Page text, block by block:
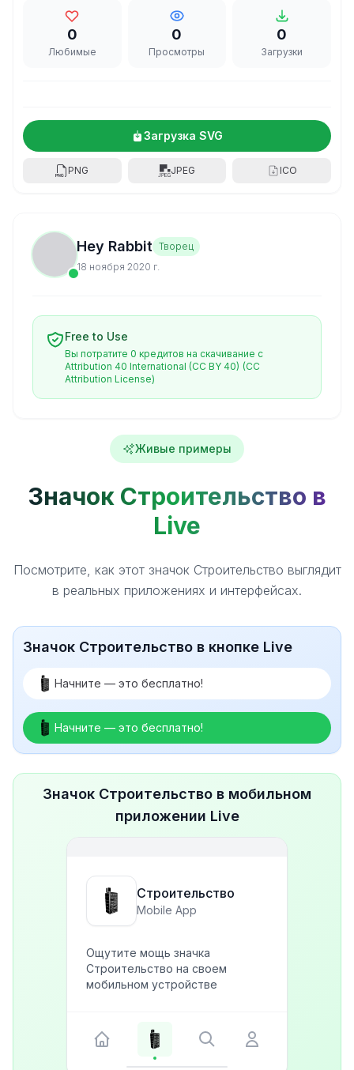
0
Любимые
0
Просмотры
0
Загрузки
Загрузка SVG
PNG JPEG ICO
Hey Rabbit Творец
18 ноября 2020 г.
Free to Use
Вы потратите 0 кредитов на скачивание с
Attribution 40 International (CC BY 40) (CC
Attribution License)
Живые примеры
Значок Строительство в
Live
Посмотрите, как этот значок Строительство выглядит
в реальных приложениях и интерфейсах.
Значок Строительство в кнопке Live
Начните — это бесплатно!
Начните — это бесплатно!
Значок Строительство в мобильном
приложении Live
Строительство
Mobile App
Ощутите мощь значка
Строительство на своем
мобильном устройстве